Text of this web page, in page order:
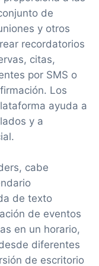
de
y otros
recordatorios
citas,
por SMS o
Los
ayuda a
y a
cabe
de texto
de eventos
en un horario,
diferentes
de escritorio